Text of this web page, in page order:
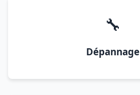
🔧
Dépannage